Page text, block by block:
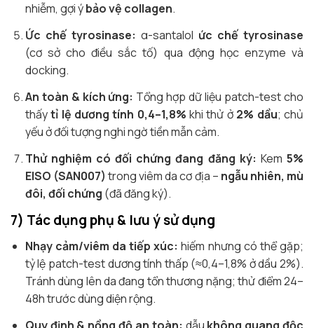
nhiễm, gợi ýbảo vệ collagen.
Ức chế tyrosinase: α-santalol ức chế tyrosinase
(cơ sở cho điều sắc tố) qua động học enzyme và
docking.
An toàn & kích ứng: Tổng hợp dữ liệu patch-test cho
thấytỉ lệ dương tính 0,4–1,8% khi thử ở 2% dầu; chủ
yếu ở đối tượng nghi ngờ tiền mẫn cảm.
Thử nghiệm có đối chứng đang đăng ký: Kem5%
EISO (SAN007) trong viêm da cơ địa – ngẫu nhiên, mù
đôi, đối chứng (đã đăng ký).
7) Tác dụng phụ & lưu ý sử dụng
Nhạy cảm/viêm da tiếp xúc: hiếm nhưng có thể gặp;
tỷ lệ patch-test dương tính thấp (≈0,4–1,8% ở dầu 2%).
Tránh dùng lên da đang tổn thương nặng; thử điểm 24–
48h trước dùng diện rộng.